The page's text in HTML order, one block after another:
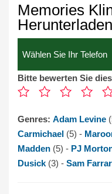
Memories
Herunterladen
Bitte bewerten Sie
Genres: Adam Levine
Carmichael (5) -
Madden (5) - PJ
Dusick (3) - Sam Farrar